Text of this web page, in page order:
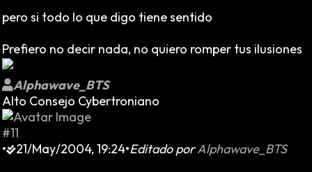
pero si todo lo que digo tiene sentido
Prefiero no decir nada, no quiero romper tus ilusiones
Alphawave_BTS
Alto Consejo Cybertroniano
#11
•
21/May/2004, 19:24•Editado porAlphawave_BTS